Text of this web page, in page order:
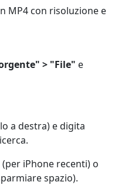
MP4 con risoluzione e
> "File" e
a destra) e digita
(per iPhone recenti) o
spazio).